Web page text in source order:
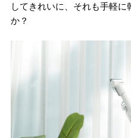
してきれいに、それも手軽に
か？